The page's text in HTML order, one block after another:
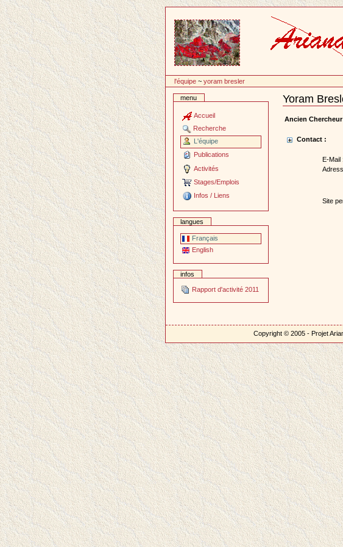
contenu
l'équipe ~yoram bresler
menu
Accueil
Recherche
L'équipe
Publications
Activités
Stages/Emplois
Infos / Liens
langues
Français
English
infos
Rapport d'activité 2011
Yoram
Document
Actions
Ancien
Contact :
E-Mail :
Site
Copyright © 2005 - Projet